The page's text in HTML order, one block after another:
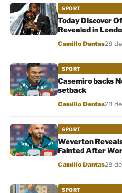
SPORT
Today Discover
Revealed in
Por
Camillo Dantas28
SPORT
Casemiro backs
setback
Por
Camillo Dantas28
SPORT
Weverton
Fainted After
Por
Camillo Dantas28
SPORT